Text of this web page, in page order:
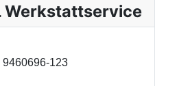
Werkstattservice
9460696-123